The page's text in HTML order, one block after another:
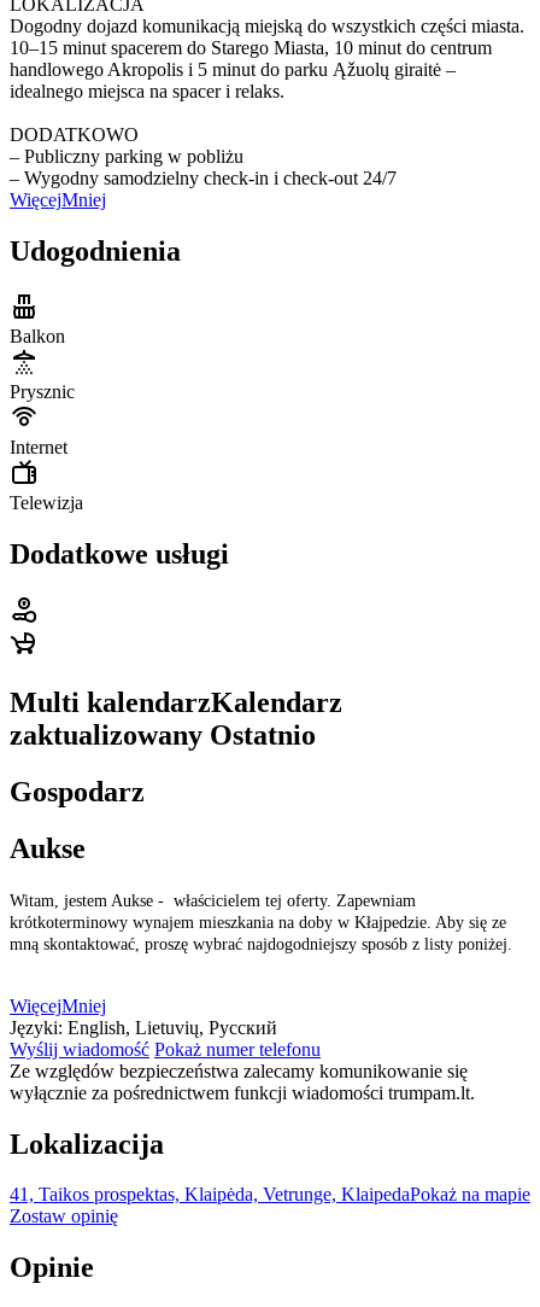
LOKALIZACJA
Dogodny dojazd komunikacją miejską do wszystkich części miasta.
10–15 minut spacerem do Starego Miasta, 10 minut do centrum
handlowego Akropolis i 5 minut do parku Ąžuolų giraitė –
idealnego miejsca na spacer i relaks.
DODATKOWO
– Publiczny parking w pobliżu
– Wygodny samodzielny check-in i check-out 24/7
WięcejMniej
Udogodnienia
Balkon
Prysznic
Internet
Telewizja
Dodatkowe usługi
Multi kalendarzKalendarz
zaktualizowany Ostatnio
Gospodarz
Aukse
Witam, jestem Aukse - właścicielem tej oferty. Zapewniam
krótkoterminowy wynajem mieszkania na doby w Kłajpedzie. Aby się ze
mną skontaktować, proszę wybrać najdogodniejszy sposób z listy poniżej.
WięcejMniej
Języki: English, Lietuvių, Русский
Wyślij wiadomość Pokaż numer telefonu
Ze względów bezpieczeństwa zalecamy komunikowanie się
wyłącznie za pośrednictwem funkcji wiadomości trumpam.lt.
Lokalizacija
41, Taikos prospektas, Klaipėda, Vetrunge, KlaipedaPokaż na mapie
Zostaw opinię
Opinie